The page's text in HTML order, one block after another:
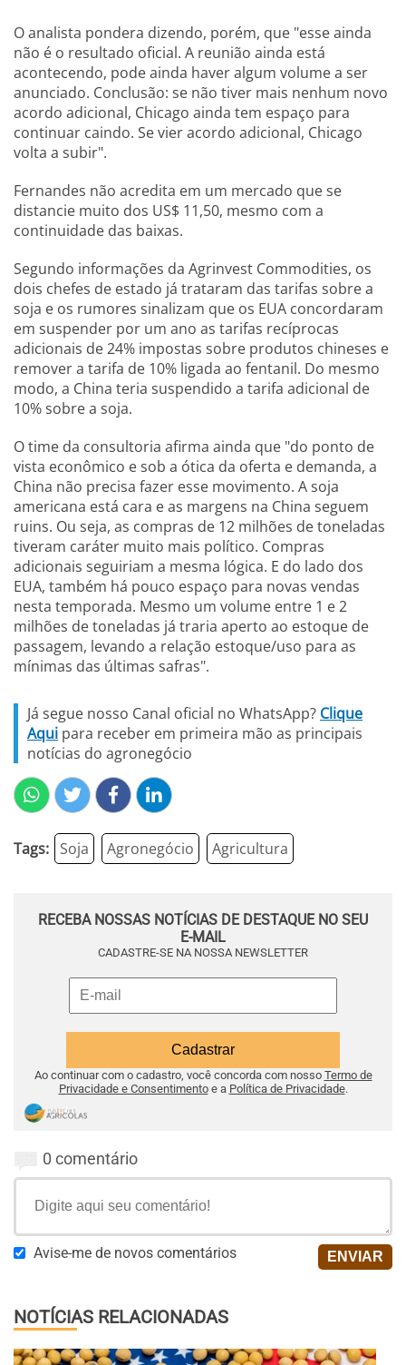
O analista pondera dizendo, porém, que "esse ainda
não é o resultado oficial. A reunião ainda está
acontecendo, pode ainda haver algum volume a ser
anunciado. Conclusão: se não tiver mais nenhum novo
acordo adicional, Chicago ainda tem espaço para
continuar caindo. Se vier acordo adicional, Chicago
volta a subir".
Fernandes não acredita em um mercado que se
distancie muito dos US$ 11,50, mesmo com a
continuidade das baixas.
Segundo informações da Agrinvest Commodities, os
dois chefes de estado já trataram das tarifas sobre a
soja e os rumores sinalizam que os EUA concordaram
em suspender por um ano as tarifas recíprocas
adicionais de 24% impostas sobre produtos chineses e
remover a tarifa de 10% ligada ao fentanil. Do mesmo
modo, a China teria suspendido a tarifa adicional de
10% sobre a soja.
O time da consultoria afirma ainda que "do ponto de
vista econômico e sob a ótica da oferta e demanda, a
China não precisa fazer esse movimento. A soja
americana está cara e as margens na China seguem
ruins. Ou seja, as compras de 12 milhões de toneladas
tiveram caráter muito mais político. Compras
adicionais seguiriam a mesma lógica. E do lado dos
EUA, também há pouco espaço para novas vendas
nesta temporada. Mesmo um volume entre 1 e 2
milhões de toneladas já traria aperto ao estoque de
passagem, levando a relação estoque/uso para as
mínimas das últimas safras".
Já segue nosso Canal oficial no WhatsApp? Clique
Aqui para receber em primeira mão as principais
notícias do agronegócio
Tags: Soja Agronegócio Agricultura
RECEBA NOSSAS NOTÍCIAS DE DESTAQUE NO SEU
E-MAIL
CADASTRE-SE NA NOSSA NEWSLETTER
Ao continuar com o cadastro, você concorda com nosso Termo de
Privacidade e Consentimentoe a Política de Privacidade.
0 comentário
Avise-me de novos comentários
NOTÍCIAS RELACIONADAS